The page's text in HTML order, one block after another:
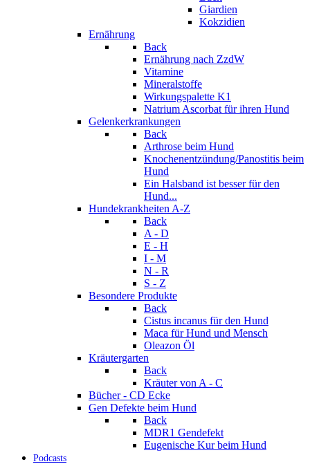
Giardien
Kokzidien
Ernährung
Back
Ernährung nach ZzdW
Vitamine
Mineralstoffe
Wirkungspalette K1
Natrium Ascorbat für ihren Hund
Gelenkerkrankungen
Back
Arthrose beim Hund
Knochenentzündung/Panostitis beim
Hund
Ein Halsband ist besser für den
Hund...
Hundekrankheiten A-Z
Back
A - D
E - H
I - M
N - R
S - Z
Besondere Produkte
Back
Cistus incanus für den Hund
Maca für Hund und Mensch
Oleazon Öl
Kräutergarten
Back
Kräuter von A - C
Bücher - CD Ecke
Gen Defekte beim Hund
Back
MDR1 Gendefekt
Eugenische Kur beim Hund
Podcasts